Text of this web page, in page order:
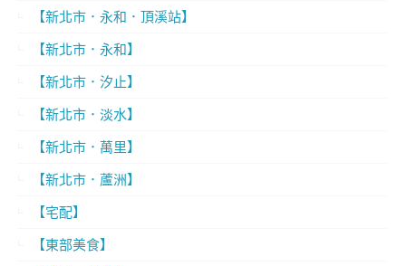
【新北市．永和．頂溪站】
【新北市．永和】
【新北市．汐止】
【新北市．淡水】
【新北市．萬里】
【新北市．蘆洲】
【宅配】
【東部美食】